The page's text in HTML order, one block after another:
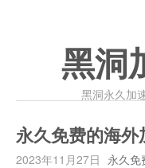
黑洞
黑洞永久加
永久免费的海外
2023年11月27日 永久免